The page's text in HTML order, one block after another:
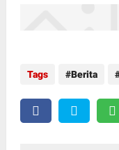
Tags Berita